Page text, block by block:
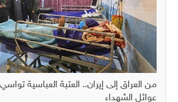
من العراق إلى إيران.. العتبة العباسية
عوائل الشهداء